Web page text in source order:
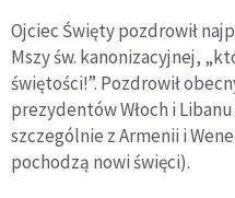
Ojciec Święty pozdrowił
Mszy św. kanonizacyjnej,
świętości!”. Pozdrowił
prezydentów Włoch i
szczególnie z Armenii i
pochodzą nowi święci).